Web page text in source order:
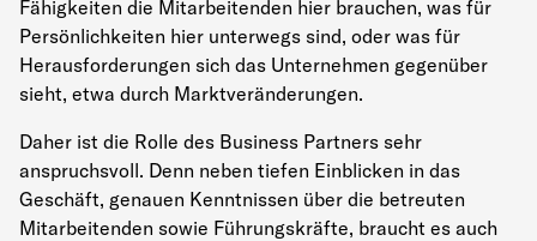
Fähigkeiten die Mitarbeitenden hier brauchen, was für
Persönlichkeiten hier unterwegs sind, oder was für
Herausforderungen sich das Unternehmen gegenüber
sieht, etwa durch Marktveränderungen.
Daher ist die Rolle des Business Partners sehr
anspruchsvoll. Denn neben tiefen Einblicken in das
Geschäft, genauen Kenntnissen über die betreuten
Mitarbeitenden sowie Führungskräfte, braucht es auch